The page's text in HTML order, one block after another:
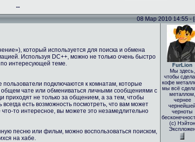
--
08 Мар 2010 14:55 - [
который используется для поиска и обмена
Используя DC++, можно не только очень быстро
интересующей теме.
пользователи подключаются к комнатам, которые
чате или обмениваться личными сообщениями с
приходят не только за общением, а за тем, чтобы
есть возможность посмотреть, что вам может
то интересное, вы можете это незамедлительно
песню или фильм, можно воспользоваться поиском,
на хабе.
FurLion
Мы здесь,
чтобы
кофе
мы всё
металлом,
чернее
черноты
(с) Нэйтон